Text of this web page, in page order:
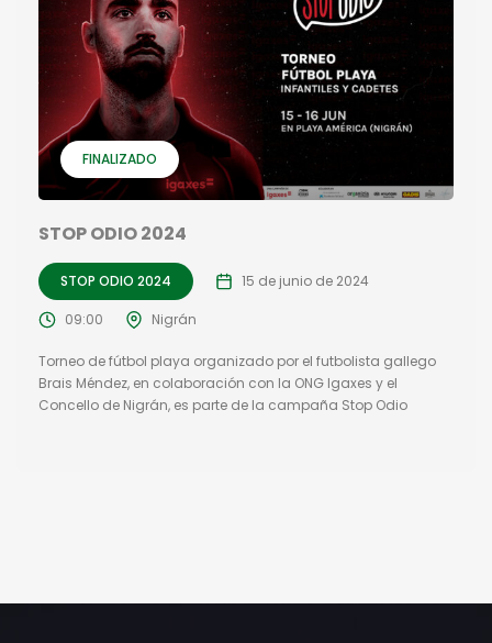
FINALIZADO
STOP ODIO 2024
STOP ODIO 2024 15 de junio de 2024
09:00 Nigrán
Torneo de fútbol playa organizado por el futbolista gallego
Brais Méndez, en colaboración con la ONG Igaxes y el
Concello de Nigrán, es parte de la campaña Stop Odio